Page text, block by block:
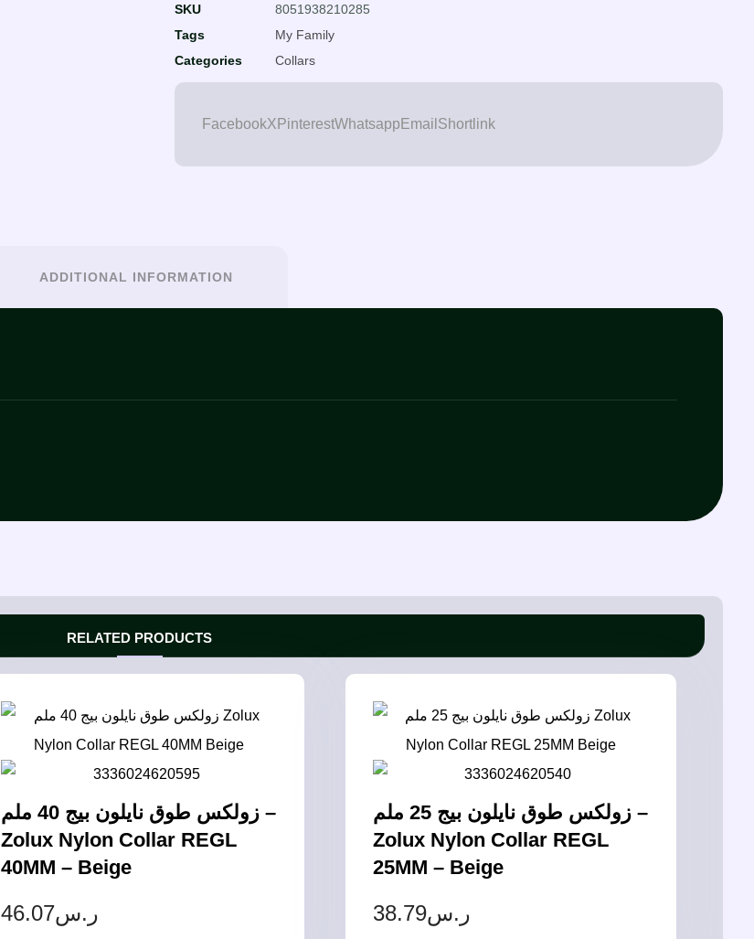
SKU
8051938210285
Tags
My Family
Categories
Collars
FacebookX PinterestWhatsapp Email Shortlink
ADDITIONAL INFORMATION
RELATED PRODUCTS
زولكس طوق نايلون بيج 40 ملم –
Zolux Nylon Collar REGL
40MM – Beige
ر.س46.07
زولكس طوق نايلون بيج 25 ملم –
Zolux Nylon Collar REGL
25MM – Beige
ر.س38.79